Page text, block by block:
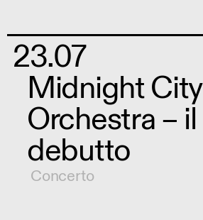
23.07
Midnight City
Orchestra – il
debutto
Concerto